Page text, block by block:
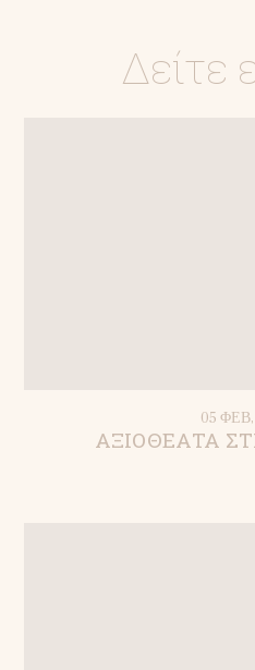
Δείτε
05 ΦΕΒ,
ΑΞΙΟΘΕΑΤΑ